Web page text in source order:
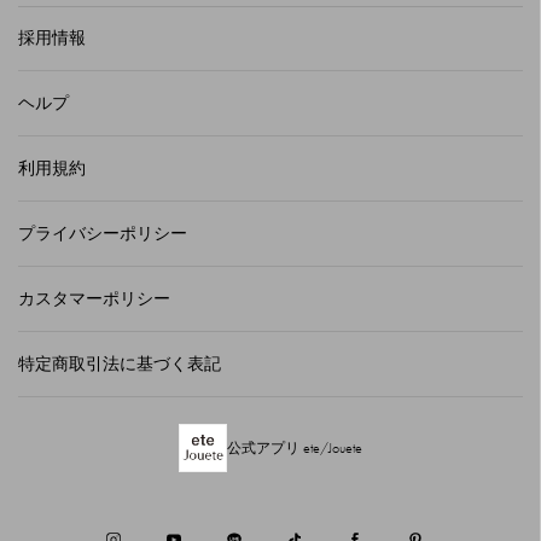
採用情報
ヘルプ
利用規約
プライバシーポリシー
カスタマーポリシー
特定商取引法に基づく表記
公式アプリ ete/Jouete